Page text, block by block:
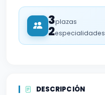
3plazas
2especialidades
DESCRIPCIÓN